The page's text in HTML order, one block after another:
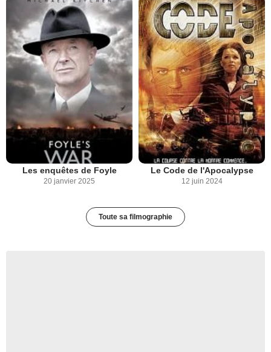
Les enquêtes de Foyle
20 janvier 2025
Le Code de l'Apocalypse
12 juin 2024
Toute sa filmographie